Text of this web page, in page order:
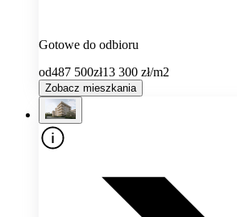
Gotowe do odbioru
od487 500zł13 300 zł/m2
Zobacz mieszkania